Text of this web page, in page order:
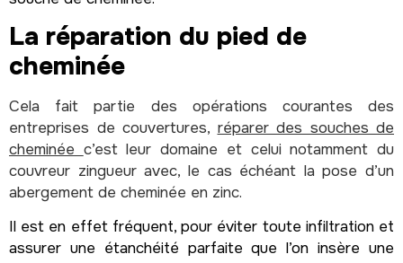
La réparation du pied de
cheminée
Cela fait partie des opérations courantes des
entreprises de couvertures, réparer des souches de
cheminée c’est leur domaine et celui notamment du
couvreur zingueur avec, le cas échéant la pose d’un
abergement de cheminée en zinc.
Il est en effet fréquent, pour éviter toute infiltration et
assurer une étanchéité parfaite que l’on insère une